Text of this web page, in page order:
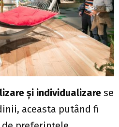
şi individualizare se
aceasta putând fi